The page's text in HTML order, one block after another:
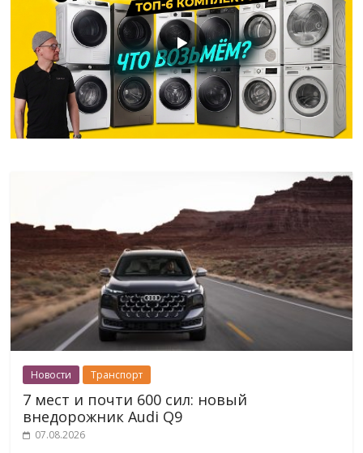
Новости Транспорт
7 мест и почти 600 сил: новый
внедорожник Audi Q9
07.08.2026